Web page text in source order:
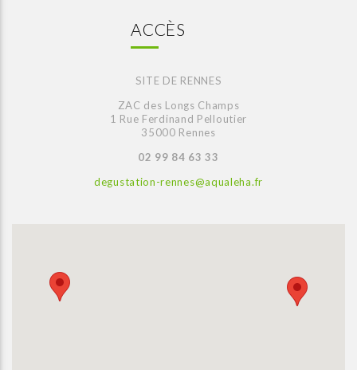
ACCÈS
SITE DE RENNES
ZAC des Longs Champs
1 Rue Ferdinand Pelloutier
35000 Rennes
02 99 84 63 33
degustation-rennes@aqualeha.fr